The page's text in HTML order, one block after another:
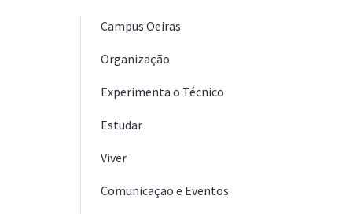
Campus Oeiras
Organização
Experimenta o Técnico
Estudar
Viver
Comunicação e Eventos